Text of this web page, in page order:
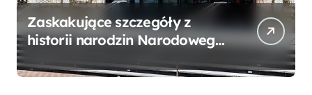
Zaskakujące szczegóły z
historii narodzin Narodowego
mogłeś nie wiedzieć